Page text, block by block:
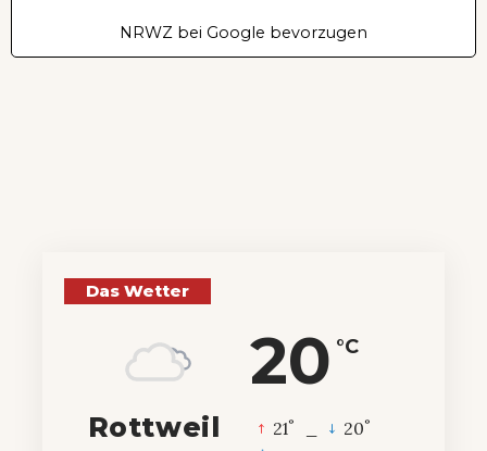
NRWZ bei Google bevorzugen
Das Wetter
20 °C
Rottweil 21° 20°